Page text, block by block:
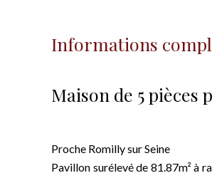
Informations
Maison de 5 pièces
Proche Romilly sur Seine
Pavillon surélevé de 81.87m² à